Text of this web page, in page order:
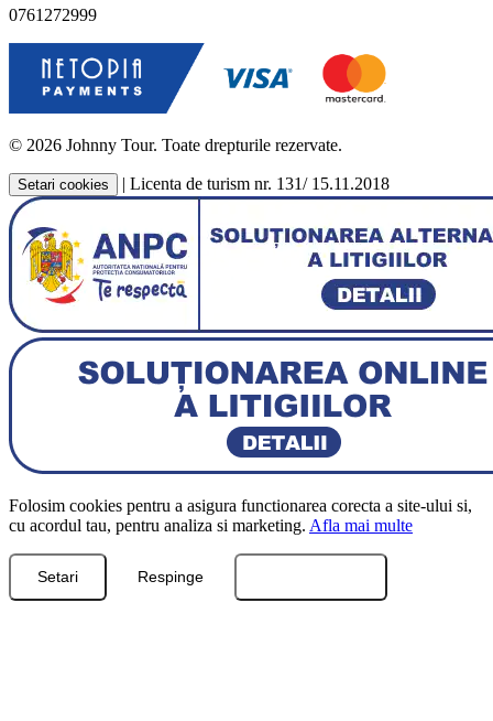
0761272999
© 2026 Johnny Tour. Toate drepturile rezervate.
Setari cookies | Licenta de turism nr. 131/ 15.11.2018
Folosim cookies pentru a asigura functionarea corecta a site-ului si,
cu acordul tau, pentru analiza si marketing. Afla mai multe
Setari Respinge